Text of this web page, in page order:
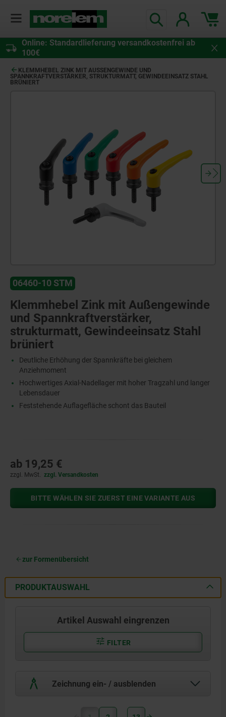
Online: Standardlieferung versandkostenfrei ab
100€
KLEMMHEBEL ZINK MIT AUSSENGEWINDE UND S
PANNKRAFTVERSTÄRKER, STRUKTURMATT, GEWINDEEINSATZ STAHL B
RÜNIERT
06460-10 STM
Klemmhebel Zink mit Außengewinde
und Spannkraftverstärker,
strukturmatt, Gewindeeinsatz Stahl
brüniert
Deutliche Erhöhung der Spannkräfte bei gleichem
Anziehmoment
Hochwertiges Axial-Nadellager mit hoher Tragzahl und langer
Lebensdauer
Feststehende Auflagefläche schont das Bauteil
ab 19,25 €
zzgl. MwSt. zzgl. Versandkosten
BITTE WÄHLEN SIE ZUERST EINE VARIANTE AUS
zur Formenübersicht
PRODUKTAUSWAHL
Artikel Auswahl eingrenzen
FILTER
Zeichnung ein- / ausblenden